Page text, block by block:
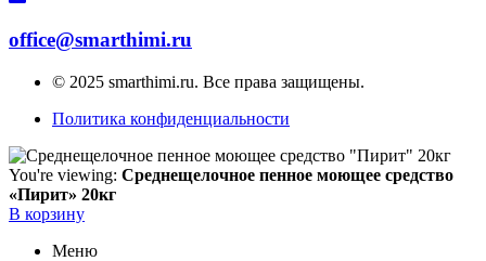
office@smarthimi.ru
© 2025 smarthimi.ru. Все права защищены.
Политика конфиденциальности
You're viewing: Среднещелочное пенное моющее средство
«Пирит» 20кг
В корзину
Меню